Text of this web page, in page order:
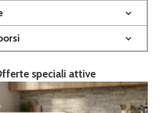
speciali attive